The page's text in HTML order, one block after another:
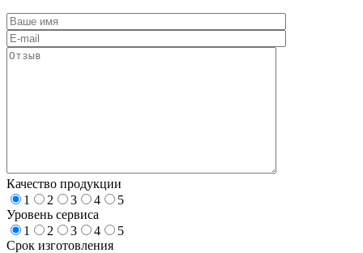
Качество продукции
1
2 3 4
5
Уровень сервиса
1
2 3 4
5
Срок изготовления